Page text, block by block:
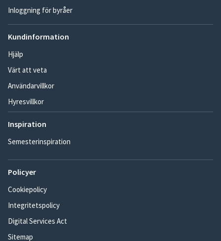
Inloggning för byråer
Kundinformation
Hjälp
Värt att veta
Användarvillkor
Hyresvillkor
Inspiration
Semesterinspiration
Policyer
Cookiepolicy
Integritetspolicy
Digital Services Act
Sitemap